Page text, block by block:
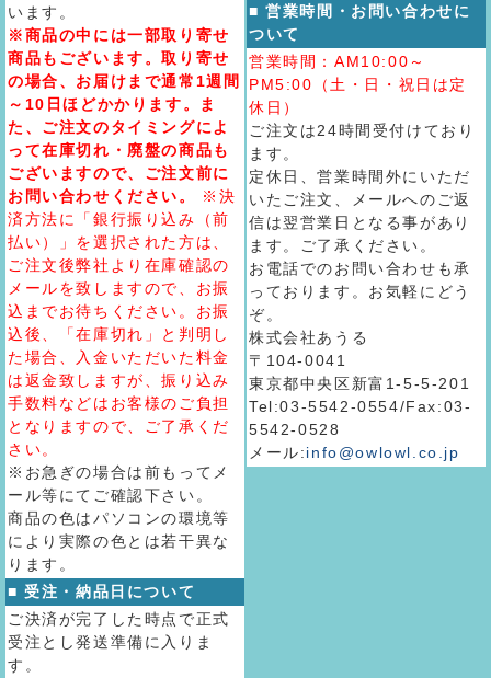
います。
※商品の中には一部取り寄せ
商品もございます。取り寄せ
の場合、お届けまで通常1週間
～10日ほどかかります。ま
た、ご注文のタイミングによ
って在庫切れ・廃盤の商品も
ございますので、ご注文前に
お問い合わせください。
※決
済方法に「銀行振り込み（前
払い）」を選択された方は、
ご注文後弊社より在庫確認の
メールを致しますので、お振
込までお待ちください。お振
込後、「在庫切れ」と判明し
た場合、入金いただいた料金
は返金致しますが、振り込み
手数料などはお客様のご負担
となりますので、ご了承くだ
さい。
※お急ぎの場合は前もってメ
ール等にてご確認下さい。
商品の色はパソコンの環境等
により実際の色とは若干異な
ります。
■ 受注・納品日について
ご決済が完了した時点で正式
受注とし発送準備に入りま
す。
■ 営業時間・お問い合わせに
ついて
営業時間：AM10:00～
PM5:00（土・日・祝日は定
休日）
ご注文は24時間受付けており
ます。
定休日、営業時間外にいただ
いたご注文、メールへのご返
信は翌営業日となる事があり
ます。ご了承ください。
お電話でのお問い合わせも承
っております。お気軽にどう
ぞ。
株式会社あうる
〒104-0041
東京都中央区新富1-5-5-201
Tel:03-5542-0554/Fax:03-
5542-0528
メール:info@owlowl.co.jp